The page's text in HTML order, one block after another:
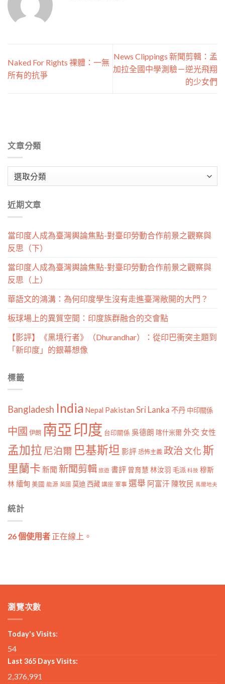
Naked For Rights 裸體：一無
所有的抗爭
News Clippings 新聞剪輯：孟
加拉全國中學測驗－逆光飛翔
的少女們
文章分類
章
類
近期文章
當印度人成為臺灣輿論焦點-對臺印勞動合作前景之觀察與
反思（下）
當印度人成為臺灣輿論焦點-對臺印勞動合作前景之觀察與
反思（上）
華語文的鴻溝：為何印度學生沒有走進臺灣敞開的大門？
板球場上的異質空間：印度族群融合的交會點
【影評】《黑境行者》（Dhurandhar）：從印巴衝突主題到
「新印度」的銀幕想像
標籤
Bangladesh India Nepal Pakistan Sri Lanka 不丹 中印關係
中國 伊朗 南亞印度 台印關係 吳德朗 喀什米爾外交 女性
孟加拉 尼泊爾 巴基斯坦 影評 恐怖主義 政治文化斯
里蘭卡 新聞 新聞剪輯 旅遊 書評 曾育慧 林汝羽 毛派 科技 穆斯
林 緬甸 美國 能源 英國 莫迪 西藏 講座 軍事 選舉 阿富汗 陳牧民 馬爾地夫
統計
26 個使用者 正在線上。
瀏覽次數
Today's Visits:
54
Last 365 Days Visits:
2,376,991